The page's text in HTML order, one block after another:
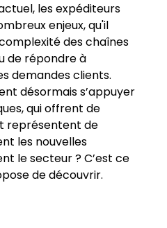
les expéditeurs
enjeux, qu'il
des chaînes
de répondre à
demandes clients.
désormais s’appuyer
qui offrent de
représentent de
les nouvelles
le secteur ? C’est ce
de découvrir.